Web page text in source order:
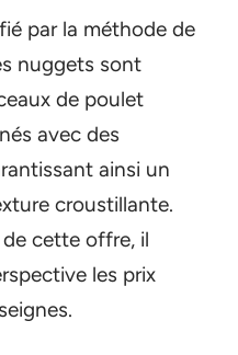
par la méthode de
nuggets sont
de poulet
avec des
ainsi un
croustillante.
cette offre, il
les prix